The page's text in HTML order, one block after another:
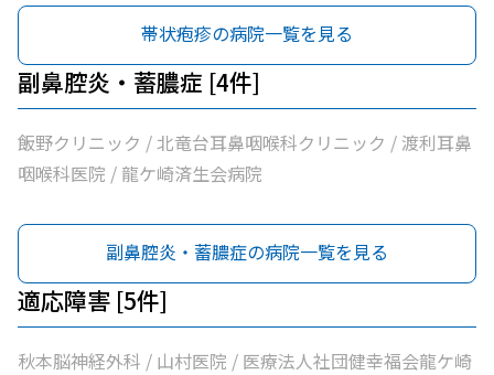
医院 / 八代内科医院 / 高田整形外科 / 龍ケ崎済生会病院 /
うちだ医院 / ユビキタスクリニック / 医療法人社団八峰会
池田病院
外科 / 牛尾病院 / 松本クリニック / ひかりの森内科クリニ
ック / 吉澤胃腸内科医院 / 山村医院 / 山本医院 / 福岡小児
科医院 / 飯野クリニック / 松葉クリニック / 根本医院 / 医
療法人社団健幸福会龍ケ崎大徳ヘルシークリニック / 医療
法人社団清和会いしかわクリニック / 横田医院 / 茨城県竜
ケ崎保健所 / 朝野循環器内科クリニック / 医療法人いがら
医院 / 八代内科医院 / 高田整形外科 / 龍ケ崎済生会病院 /
うちだ医院 / ユビキタスクリニック / 医療法人社団八峰会
池田病院
帯状疱疹の病院一覧を見る
副鼻腔炎・蓄膿症 [4件]
飯野クリニック / 北竜台耳鼻咽喉科クリニック / 渡利耳鼻
咽喉科医院 / 龍ケ崎済生会病院
副鼻腔炎・蓄膿症の病院一覧を見る
適応障害 [5件]
秋本脳神経外科 / 山村医院 / 医療法人社団健幸福会龍ケ崎